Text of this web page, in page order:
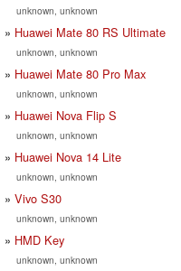
unknown, unknown
Huawei Mate 80 RS Ultimate
unknown, unknown
Huawei Mate 80 Pro Max
unknown, unknown
Huawei Nova Flip S
unknown, unknown
Huawei Nova 14 Lite
unknown, unknown
Vivo S30
unknown, unknown
HMD Key
unknown, unknown